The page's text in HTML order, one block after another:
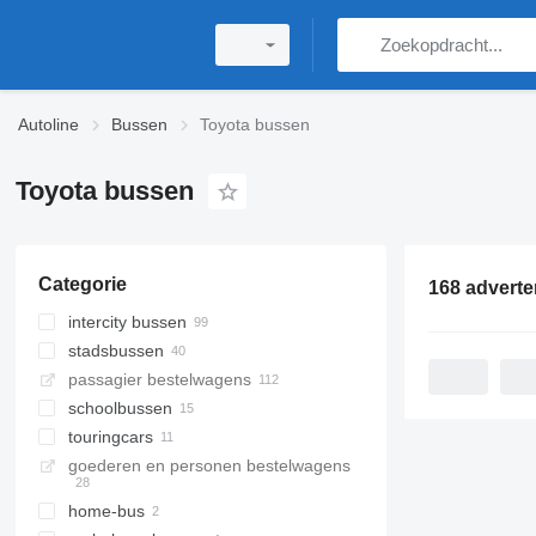
Autoline Bussen Toyota bussen
Toyota bussen
Categorie
intercity bussen
stadsbussen
passagier bestelwagens
schoolbussen
touringcars
goederen en personen bestelwagens
home-bus
168